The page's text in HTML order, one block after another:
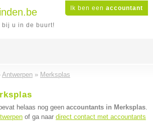
Ik ben een accountant
bij u in de buurt!
Antwerpen » Merksplas
helaas nog geen accountants in Merksplas.
of ga naar direct contact met accountants